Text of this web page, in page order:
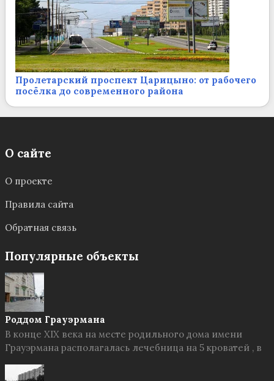
Пролетарский проспект Царицыно: от рабочего
посёлка до современного района
О сайте
О проекте
Правила сайта
Обратная связь
Популярные объекты
Роддом Грауэрмана
В конце XIX века на месте родильного дома имени
Грауэрмана располагалась лечебница на 5 кроватей , в